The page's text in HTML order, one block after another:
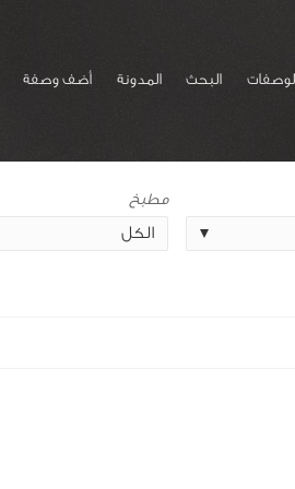
البحث المدونة أضف وصفة
مطبخ